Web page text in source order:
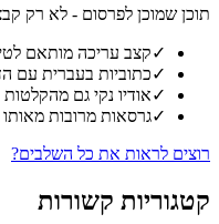
תוכן שמוכן לפרסום - לא רק
✓קצב עריכה מותאם
✓כתוביות בעברית עם
✓אודיו נקי גם מהקלטות
✓גרסאות מרובות מאותו
רוצים לראות את כל השלבים?
קטגוריות קשורות